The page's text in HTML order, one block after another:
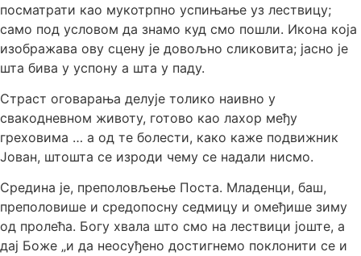
посматрати као мукотрпно успињање уз лествицу;
само под условом да знамо куд смо пошли. Икона која
изображава ову сцену је довољно сликовита; јасно је
шта бива у успону а шта у паду.
Страст оговарања делује толико наивно у
свакодневном животу, готово као лахор међу
греховима … а од те болести, како каже подвижник
Јован, штошта се изроди чему се надали нисмо.
Средина је, преполовљење Поста. Младенци, баш,
преполовише и средопосну седмицу и омеђише зиму
од пролећа. Богу хвала што смо на лествици јоште, а
дај Боже „и да неосуђено достигнемо поклонити се и